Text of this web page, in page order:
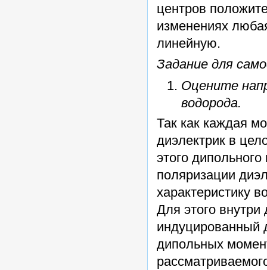
центров
изменениях
линейную.
Задание для
Оцените
водорода.
Так как каждая
диэлектрик в
этого
поляризации
характеристику
Для этого
индуцированный
дипольных